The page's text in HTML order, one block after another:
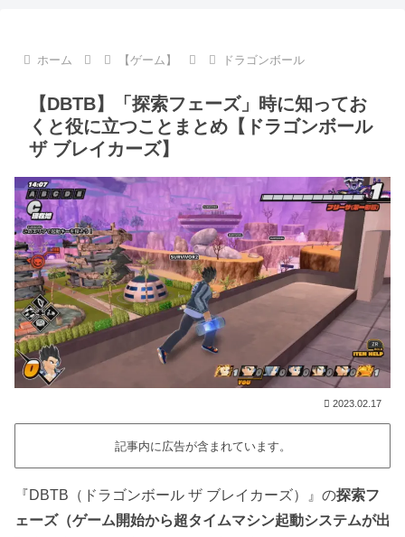
ホーム 【ゲーム】 ドラゴンボール
【DBTB】「探索フェーズ」時に知ってお
くと役に立つことまとめ【ドラゴンボール
ザ ブレイカーズ】
2023.02.17
記事内に広告が含まれています。
『DBTB（ドラゴンボール ザ ブレイカーズ）』の探索フ
ェーズ（ゲーム開始から超タイムマシン起動システムが出